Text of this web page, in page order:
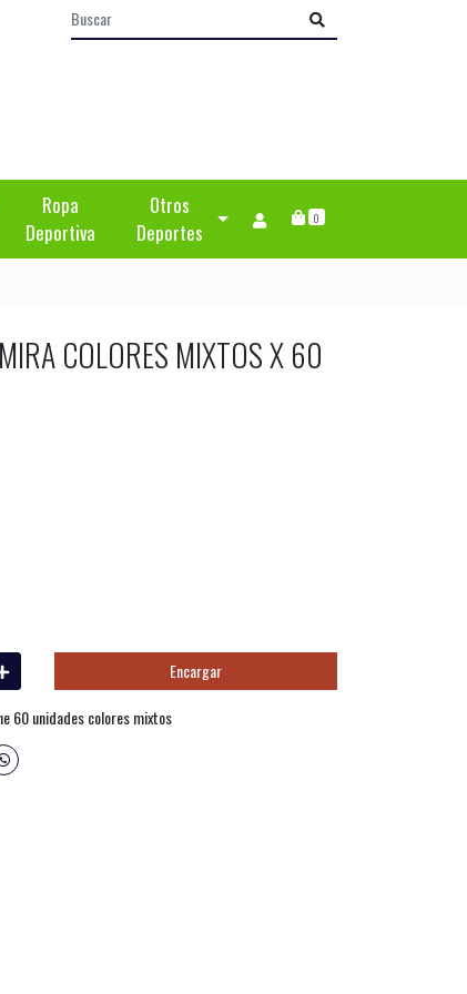
Ropa
Deportiva
Otros
Deportes
0
COLORES MIXTOS X 60
Encargar
60 unidades colores mixtos